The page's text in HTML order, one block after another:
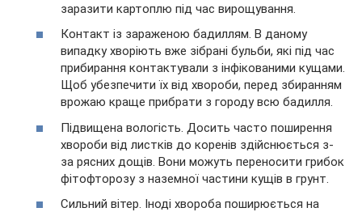
заразити картоплю під час вирощування.
Контакт із зараженою бадиллям. В даному
випадку хворіють вже зібрані бульби, які під час
прибирання контактували з інфікованими кущами.
Щоб убезпечити їх від хвороби, перед збиранням
врожаю краще прибрати з городу всю бадилля.
Підвищена вологість. Досить часто поширення
хвороби від листків до коренів здійснюється з-
за рясних дощів. Вони можуть переносити грибок
фітофторозу з наземної частини кущів в грунт.
Сильний вітер. Іноді хвороба поширюється на